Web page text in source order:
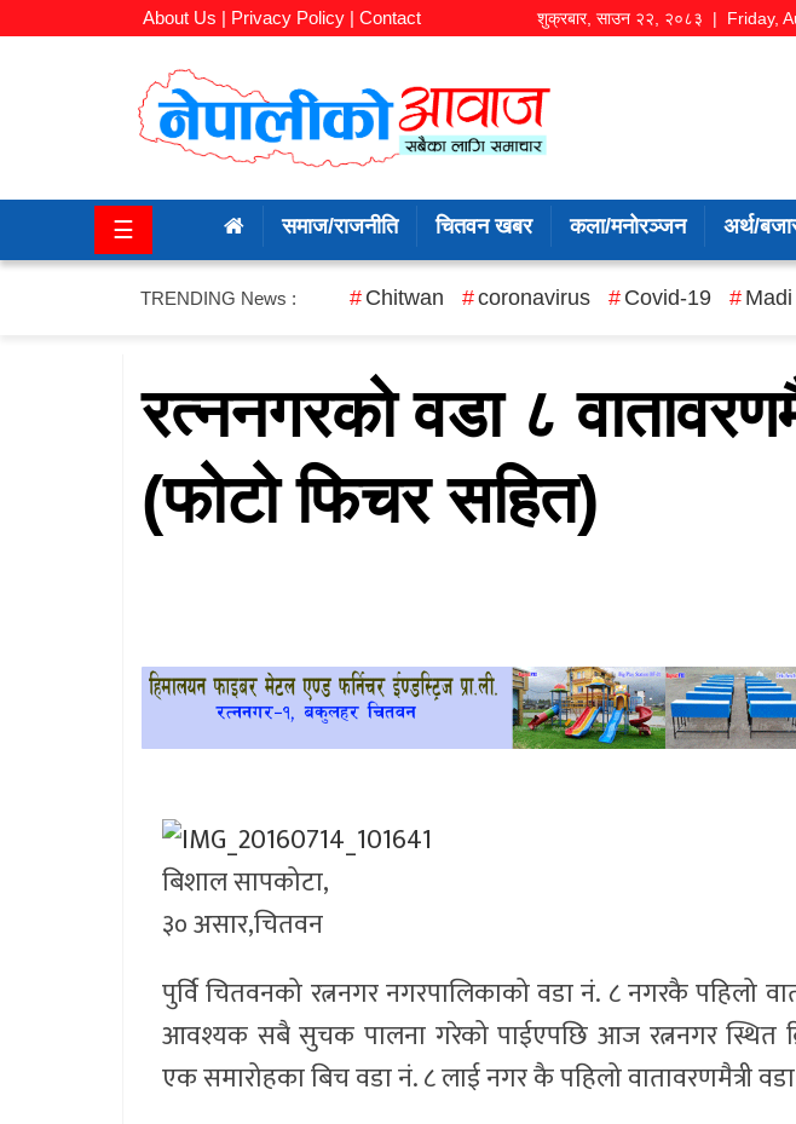
About Us | Privacy Policy | Contact शुक्रबार, साउन २२, २०८३ | Friday,
राजनीति
☰ समाज/राजनीति चितवन खबर कला/मनोरञ्जन अर्थ/
TRENDING News : Chitwan coronavirus Covid-19 Madi
रत्ननगरको वडा ८
(फोटो फिचर सहित)
बिशाल सापकोटा,
३० असार,चितवन
पुर्वि चितवनको रत्ननगर नगरपालिकाको वडा नं. ८ नगरकै पहिलो
आवश्यक सबै सुचक पालना गरेको पाईएपछि आज रत्ननगर स्थित
एक समारोहका बिच वडा नं. ८ लाई नगर कै पहिलो वातावरणमैत्री